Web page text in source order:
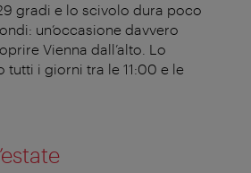
gradi e lo scivolo dura poco
un’occasione davvero
Vienna dall’alto. Lo
tutti i giorni tra le 11:00 e le